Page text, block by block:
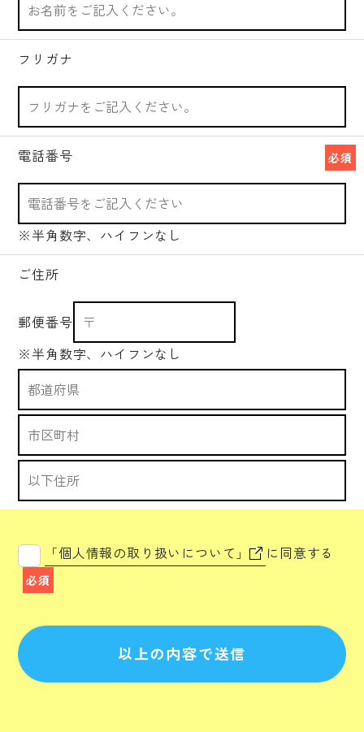
フリガナ
電話番号 必須
※半角数字、ハイフンなし
ご住所
郵便番号
※半角数字、ハイフンなし
「個人情報の取り扱いについて」 に同意する
必須
以上の内容で送信